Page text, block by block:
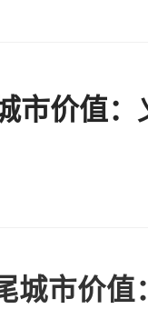
市价值
城市价